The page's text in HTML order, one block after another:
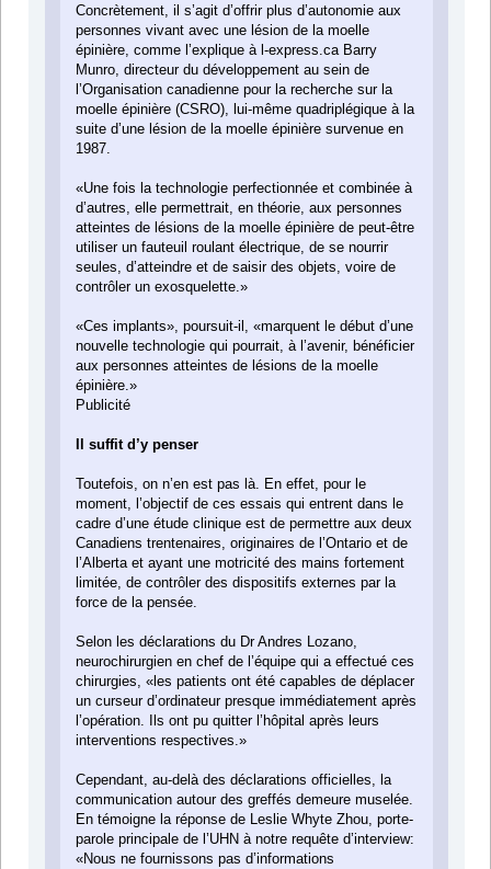
Concrètement, il s’agit d’offrir plus d’autonomie aux
personnes vivant avec une lésion de la moelle
épinière, comme l’explique à l-express.ca Barry
Munro, directeur du développement au sein de
l’Organisation canadienne pour la recherche sur la
moelle épinière (CSRO), lui-même quadriplégique à la
suite d’une lésion de la moelle épinière survenue en
1987.
«Une fois la technologie perfectionnée et combinée à
d’autres, elle permettrait, en théorie, aux personnes
atteintes de lésions de la moelle épinière de peut-être
utiliser un fauteuil roulant électrique, de se nourrir
seules, d’atteindre et de saisir des objets, voire de
contrôler un exosquelette.»
«Ces implants», poursuit-il, «marquent le début d’une
nouvelle technologie qui pourrait, à l’avenir, bénéficier
aux personnes atteintes de lésions de la moelle
épinière.»
Publicité
Il suffit d’y penser
Toutefois, on n’en est pas là. En effet, pour le
moment, l’objectif de ces essais qui entrent dans le
cadre d’une étude clinique est de permettre aux deux
Canadiens trentenaires, originaires de l’Ontario et de
l’Alberta et ayant une motricité des mains fortement
limitée, de contrôler des dispositifs externes par la
force de la pensée.
Selon les déclarations du Dr Andres Lozano,
neurochirurgien en chef de l’équipe qui a effectué ces
chirurgies, «les patients ont été capables de déplacer
un curseur d’ordinateur presque immédiatement après
l’opération. Ils ont pu quitter l’hôpital après leurs
interventions respectives.»
Cependant, au-delà des déclarations officielles, la
communication autour des greffés demeure muselée.
En témoigne la réponse de Leslie Whyte Zhou, porte-
parole principale de l’UHN à notre requête d’interview:
«Nous ne fournissons pas d’informations